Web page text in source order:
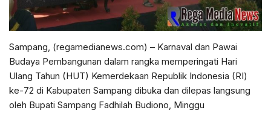
Sampang, (regamedianews.com) – Karnaval dan Pawai
Budaya Pembangunan dalam rangka memperingati Hari
Ulang Tahun (HUT) Kemerdekaan Republik Indonesia (RI)
ke-72 di Kabupaten Sampang dibuka dan dilepas langsung
oleh Bupati Sampang Fadhilah Budiono, Minggu